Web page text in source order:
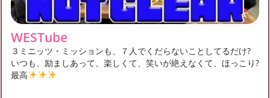
WESTube
３ミニッツ・ミッションも、７人でくだらないことしてるだけ?
いつも、励ましあって、楽しくて、笑いが絶えなくて、ほっこり?
最高